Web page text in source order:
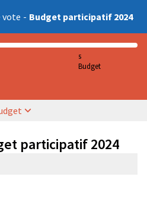
vote - Budget participatif 2024
5
Budget
participatif 2024